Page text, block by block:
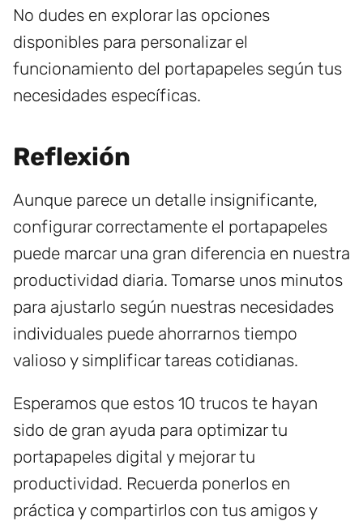
No dudes en explorar las opciones
disponibles para personalizar el
funcionamiento del portapapeles según tus
necesidades específicas.
Reflexión
Aunque parece un detalle insignificante,
configurar correctamente el portapapeles
puede marcar una gran diferencia en nuestra
productividad diaria. Tomarse unos minutos
para ajustarlo según nuestras necesidades
individuales puede ahorrarnos tiempo
valioso y simplificar tareas cotidianas.
Esperamos que estos 10 trucos te hayan
sido de gran ayuda para optimizar tu
portapapeles digital y mejorar tu
productividad. Recuerda ponerlos en
práctica y compartirlos con tus amigos y